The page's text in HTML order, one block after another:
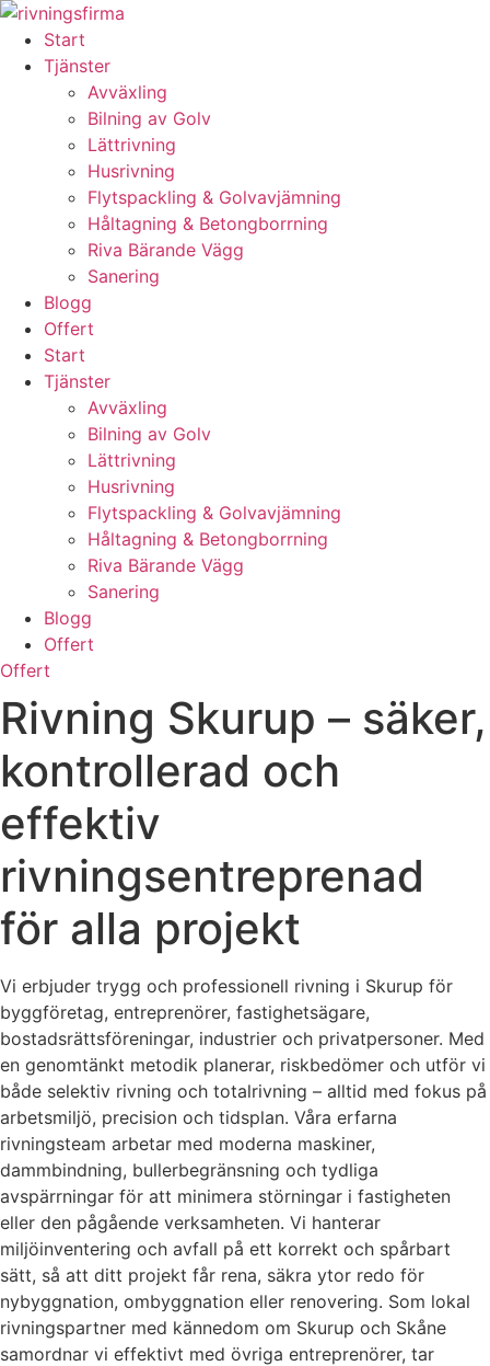
Skip
content
Start
Tjänster
Avväxling
Bilning av Golv
Lättrivning
Husrivning
Flytspackling & Golvavjämning
Håltagning & Betongborrning
Riva Bärande Vägg
Sanering
Blogg
Offert
Start
Tjänster
Avväxling
Bilning av Golv
Lättrivning
Husrivning
Flytspackling & Golvavjämning
Håltagning & Betongborrning
Riva Bärande Vägg
Sanering
Blogg
Offert
Offert
Rivning Skurup – säker,
kontrollerad och
effektiv
rivningsentreprenad
för alla projekt
Vi erbjuder trygg och professionell rivning i Skurup för
byggföretag, entreprenörer, fastighetsägare,
bostadsrättsföreningar, industrier och privatpersoner. Med
en genomtänkt metodik planerar, riskbedömer och utför vi
både selektiv rivning och totalrivning – alltid med fokus på
arbetsmiljö, precision och tidsplan. Våra erfarna
rivningsteam arbetar med moderna maskiner,
dammbindning, bullerbegränsning och tydliga
avspärrningar för att minimera störningar i fastigheten
eller den pågående verksamheten. Vi hanterar
miljöinventering och avfall på ett korrekt och spårbart
sätt, så att ditt projekt får rena, säkra ytor redo för
nybyggnation, ombyggnation eller renovering. Som lokal
rivningspartner med kännedom om Skurup och Skåne
samordnar vi effektivt med övriga entreprenörer, tar